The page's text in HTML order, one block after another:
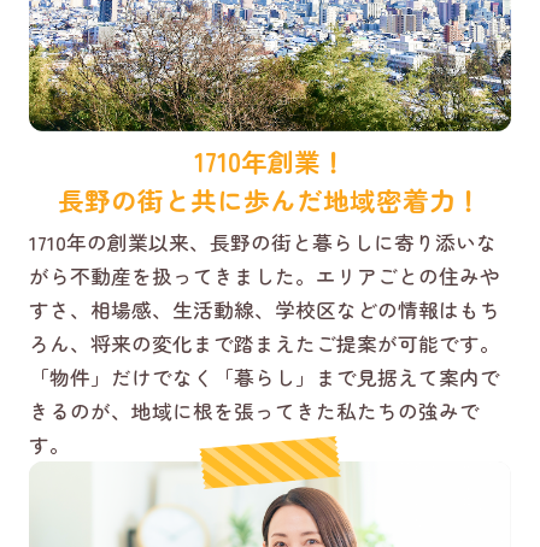
1710年創業！
長野の街と共に歩んだ地域密着力！
1710年の創業以来、長野の街と暮らしに寄り添いな
がら不動産を扱ってきました。エリアごとの住みや
すさ、相場感、生活動線、学校区などの情報はもち
ろん、将来の変化まで踏まえたご提案が可能です。
「物件」だけでなく「暮らし」まで見据えて案内で
きるのが、地域に根を張ってきた私たちの強みで
す。